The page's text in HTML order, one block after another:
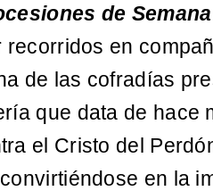
de
recorridos en
de las cofradías
que data de hace
el Cristo del
en la